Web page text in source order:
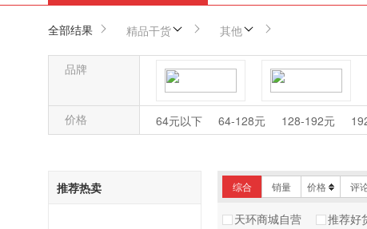
全部结果 精品干货 其他
品牌
金锣 味之霸道
食乐天
价格 64元以下 64-128元 128-192元
推荐热卖 综合 销量 价格 评
天环商城自营 推荐好